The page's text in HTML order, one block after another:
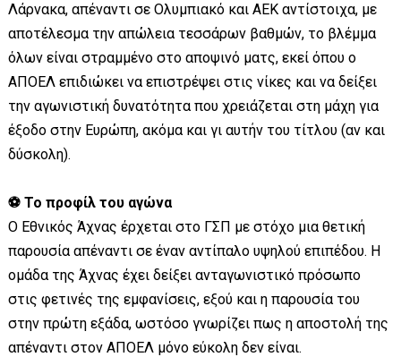
Λάρνακα, απέναντι σε Ολυμπιακό και ΑΕΚ αντίστοιχα, με
αποτέλεσμα την απώλεια τεσσάρων βαθμών, το βλέμμα
όλων είναι στραμμένο στο αποψινό ματς, εκεί όπου ο
ΑΠΟΕΛ επιδιώκει να επιστρέψει στις νίκες και να δείξει
την αγωνιστική δυνατότητα που χρειάζεται στη μάχη για
έξοδο στην Ευρώπη, ακόμα και γι αυτήν του τίτλου (αν και
δύσκολη).
⚽ Το προφίλ του αγώνα
Ο Εθνικός Άχνας έρχεται στο ΓΣΠ με στόχο μια θετική
παρουσία απέναντι σε έναν αντίπαλο υψηλού επιπέδου. Η
ομάδα της Άχνας έχει δείξει ανταγωνιστικό πρόσωπο
στις φετινές της εμφανίσεις, εξού και η παρουσία του
στην πρώτη εξάδα, ωστόσο γνωρίζει πως η αποστολή της
απέναντι στον ΑΠΟΕΛ μόνο εύκολη δεν είναι.